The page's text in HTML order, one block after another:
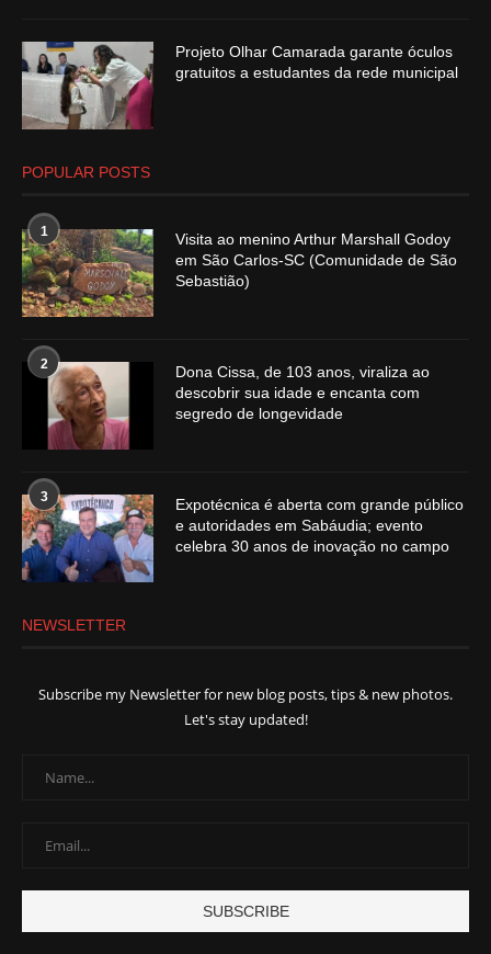
Projeto Olhar Camarada garante óculos
gratuitos a estudantes da rede municipal
POPULAR POSTS
1
Visita ao menino Arthur Marshall Godoy
em São Carlos-SC (Comunidade de São
Sebastião)
2
Dona Cissa, de 103 anos, viraliza ao
descobrir sua idade e encanta com
segredo de longevidade
3
Expotécnica é aberta com grande público
e autoridades em Sabáudia; evento
celebra 30 anos de inovação no campo
NEWSLETTER
Subscribe my Newsletter for new blog posts, tips & new photos.
Let's stay updated!